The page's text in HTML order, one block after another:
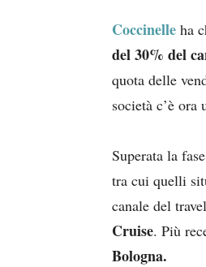
Coccinelle ha
del 30% del
quota delle
società c’è ora
Superata la
tra cui quelli
canale del
Cruise. Più
Bologna.